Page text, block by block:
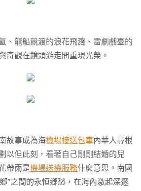
、龍船競渡的浪花飛濺、雷劇戲臺的
奇觀在鏡頭游走間重現光榮。
故事成為海機場接送包車內華人尋根
以但此刻，看著自己剛剛結婚的兒
帶雨是機場送機服務什麼意思。南國
”之間的永恒鄉愁，在海內激起深邃